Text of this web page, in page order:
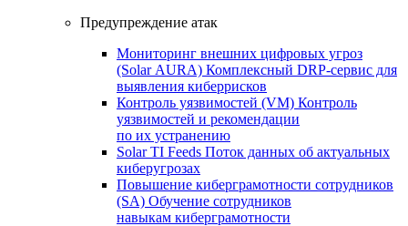
Предупреждение атак
Мониторинг внешних цифровых угроз
(Solar AURA) Комплексный DRP-сервис для
выявления киберрисков
Контроль уязвимостей (VM) Контроль
уязвимостей и рекомендации
по их устранению
Solar TI Feeds Поток данных об актуальных
киберугрозах
Повышение киберграмотности сотрудников
(SA) Обучение сотрудников
навыкам киберграмотности